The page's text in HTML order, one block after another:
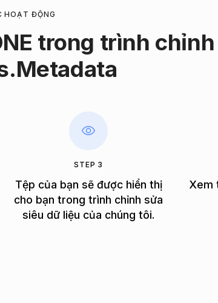
HOẠT ĐỘNG
trong trình
STEP 3
Tệp của bạn sẽ được hiển thị
cho bạn trong trình chỉnh sửa
siêu dữ liệu của chúng tôi.
Xem